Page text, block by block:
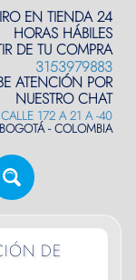
EN TIENDA 24
HORAS HÁBILES
DE TU COMPRA
3153979883
ATENCIÓN POR
NUESTRO CHAT
CALLE 172 A 21 A -40
BOGOTÁ - COLOMBIA
DE